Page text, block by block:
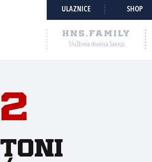
ULAZNICE SHOP
HNS.FAMILY
Službena stranica Saveza
2
Toni